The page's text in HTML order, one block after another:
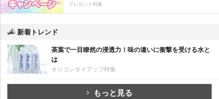
プレゼント特集
新着トレンド
茶葉で一目瞭然の浸透力！味の違いに衝撃を受ける水と
は
オリコンタイアップ特集
もっと見る